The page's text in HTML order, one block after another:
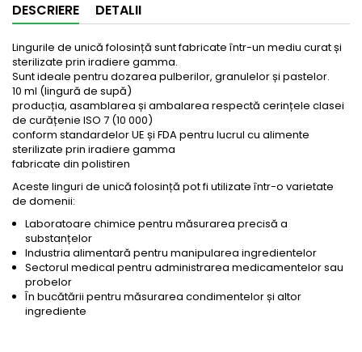
DESCRIERE DETALII
Lingurile de unică folosință sunt fabricate într-un mediu curat și
sterilizate prin iradiere gamma.
Sunt ideale pentru dozarea pulberilor, granulelor și pastelor.
10 ml (lingură de supă)
producția, asamblarea și ambalarea respectă cerințele clasei
de curățenie ISO 7 (10 000)
conform standardelor UE și FDA pentru lucrul cu alimente
sterilizate prin iradiere gamma
fabricate din polistiren
Aceste linguri de unică folosință pot fi utilizate într-o varietate
de domenii:
Laboratoare chimice pentru măsurarea precisă a
substanțelor
Industria alimentară pentru manipularea ingredientelor
Sectorul medical pentru administrarea medicamentelor sau
probelor
În bucătării pentru măsurarea condimentelor și altor
ingrediente